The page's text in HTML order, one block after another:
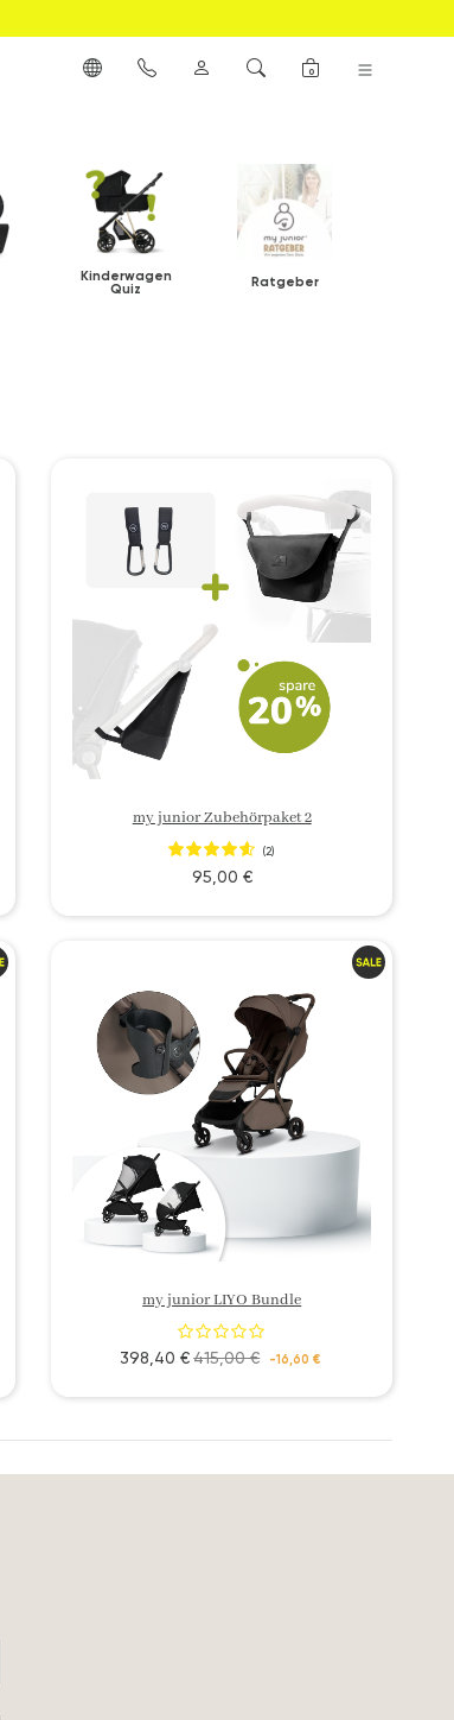
0
Kinderwagen
Quiz Ratgeber
my junior Zubehörpaket 2
(2)
95,00 €
my junior LIYO Bundle
398,40 € 415,00 € -16,60 €